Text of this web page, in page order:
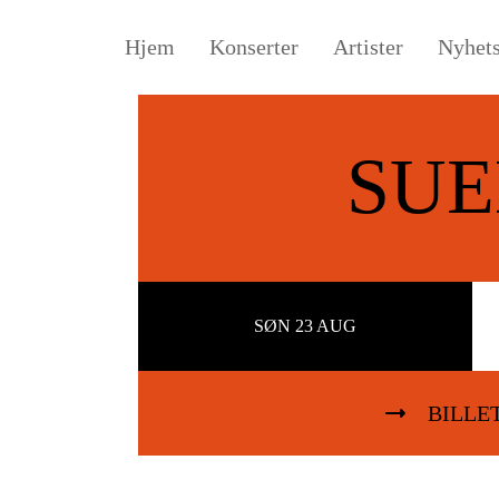
Hjem Konserter Artister
SØN 23 AUG